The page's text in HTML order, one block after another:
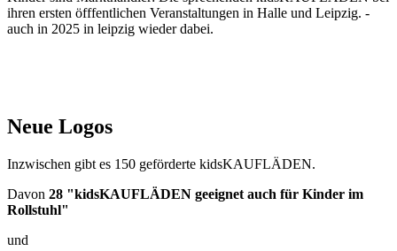
ihren ersten öfffentlichen Veranstaltungen in Halle und Leipzig. -
auch in 2025 in leipzig wieder dabei.
Neue Logos
Inzwischen gibt es 150 geförderte kidsKAUFLÄDEN.
Davon 28 "kidsKAUFLÄDEN geeignet auch für Kinder im
Rollstuhl"
und